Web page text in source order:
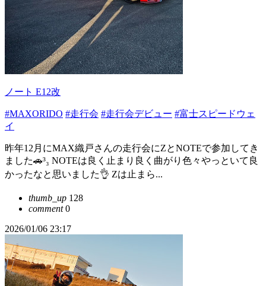
ノート E12改
#MAXORIDO #走行会 #走行会デビュー #富士スピードウェ
イ
昨年12月にMAX織戸さんの走行会にZとNOTEで参加してき
ました🚗³₃ NOTEは良く止まり良く曲がり色々やっといて良
かったなと思いました👌 Zは止まら...
thumb_up 128
comment0
2026/01/06 23:17